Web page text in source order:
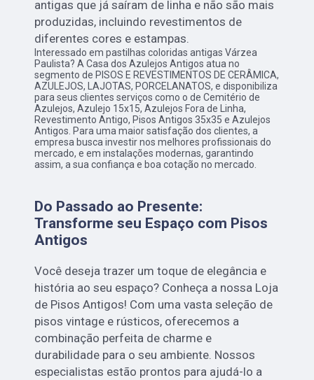
antigas que já saíram de linha e não são mais
produzidas, incluindo revestimentos de
diferentes cores e estampas.
Interessado em pastilhas coloridas antigas Várzea
Paulista? A Casa dos Azulejos Antigos atua no
segmento de PISOS E REVESTIMENTOS DE CERÂMICA,
AZULEJOS, LAJOTAS, PORCELANATOS, e disponibiliza
para seus clientes serviços como o de Cemitério de
Azulejos, Azulejo 15x15, Azulejos Fora de Linha,
Revestimento Antigo, Pisos Antigos 35x35 e Azulejos
Antigos. Para uma maior satisfação dos clientes, a
empresa busca investir nos melhores profissionais do
mercado, e em instalações modernas, garantindo
assim, a sua confiança e boa cotação no mercado.
Do Passado ao Presente:
Transforme seu Espaço com Pisos
Antigos
Você deseja trazer um toque de elegância e
história ao seu espaço? Conheça a nossa Loja
de Pisos Antigos! Com uma vasta seleção de
pisos vintage e rústicos, oferecemos a
combinação perfeita de charme e
durabilidade para o seu ambiente. Nossos
especialistas estão prontos para ajudá-lo a